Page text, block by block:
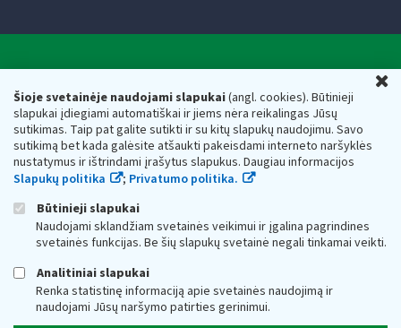
Šioje svetainėje naudojami slapukai(angl. cookies). Būtinieji
slapukai įdiegiami automatiškai ir jiems nėra reikalingas Jūsų
sutikimas. Taip pat galite sutikti ir su kitų slapukų naudojimu. Savo
sutikimą bet kada galėsite atšaukti pakeisdami interneto naršyklės
nustatymus ir ištrindami įrašytus slapukus. Daugiau informacijos
Slapukų politika
; Privatumo politika.
Būtinieji slapukai
Naudojami sklandžiam svetainės veikimui ir įgalina pagrindines
svetainės funkcijas. Be šių slapukų svetainė negali tinkamai veikti.
Analitiniai slapukai
Renka statistinę informaciją apie svetainės naudojimą ir
naudojami Jūsų naršymo patirties gerinimui.
Respublikos finansų ministerijos
Biudžetinė įstaiga. Juridinio asmens kodas — 188659752,
adresas: Vasario 16-osios g. 14, 01107 Vilnius, Lietuva, el.paštas:
vmi@vmi.lt, E. pristatymo dėžutės adresas 188659752
Duomenys apie Valstybinę mokesčių inspekciją prie Lietuvos
Respublikos finansų ministerijos kaupiami ir saugomi Juridinių